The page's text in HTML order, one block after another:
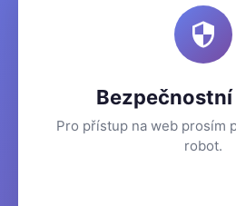
Pro přístup na web prosím
robot.